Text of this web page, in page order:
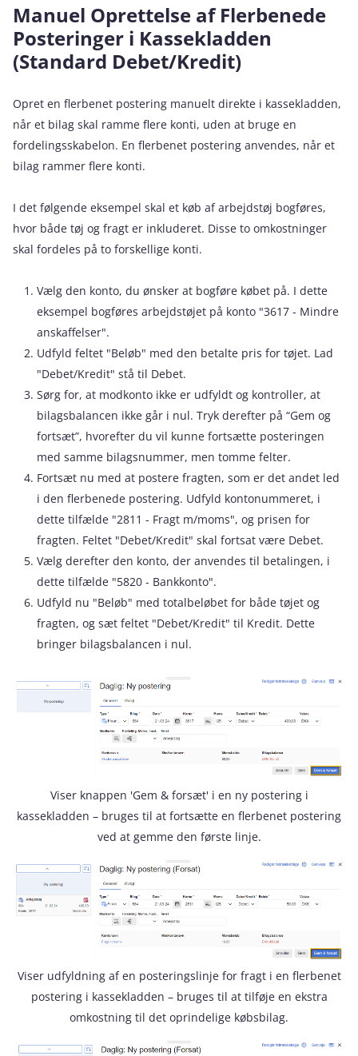
Manuel Oprettelse af Flerbenede
Posteringer i Kassekladden
(Standard Debet/Kredit)
Opret en flerbenet postering manuelt direkte i kassekladden,
når et bilag skal ramme flere konti, uden at bruge en
fordelingsskabelon. En flerbenet postering anvendes, når et
bilag rammer flere konti.
I det følgende eksempel skal et køb af arbejdstøj bogføres,
hvor både tøj og fragt er inkluderet. Disse to omkostninger
skal fordeles på to forskellige konti.
Vælg den konto, du ønsker at bogføre købet på. I dette
eksempel bogføres arbejdstøjet på konto "3617 - Mindre
anskaffelser".
Udfyld feltet "Beløb" med den betalte pris for tøjet. Lad
"Debet/Kredit" stå til Debet.
Sørg for, at modkonto ikke er udfyldt og kontroller, at
bilagsbalancen ikke går i nul. Tryk derefter på “Gem og
fortsæt”, hvorefter du vil kunne fortsætte posteringen
med samme bilagsnummer, men tomme felter.
Fortsæt nu med at postere fragten, som er det andet led
i den flerbenede postering. Udfyld kontonummeret, i
dette tilfælde "2811 - Fragt m/moms", og prisen for
fragten. Feltet "Debet/Kredit" skal fortsat være Debet.
Vælg derefter den konto, der anvendes til betalingen, i
dette tilfælde "5820 - Bankkonto".
Udfyld nu "Beløb" med totalbeløbet for både tøjet og
fragten, og sæt feltet "Debet/Kredit" til Kredit. Dette
bringer bilagsbalancen i nul.
Viser knappen 'Gem & forsæt' i en ny postering i
kassekladden – bruges til at fortsætte en flerbenet postering
ved at gemme den første linje.
Viser udfyldning af en posteringslinje for fragt i en flerbenet
postering i kassekladden – bruges til at tilføje en ekstra
omkostning til det oprindelige købsbilag.